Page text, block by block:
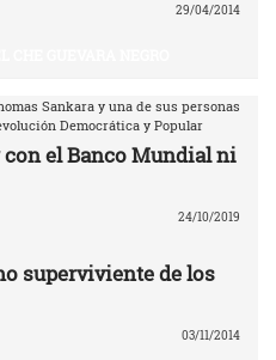
29/04/2014
Sankara y una de sus personas
Democrática y Popular
el Banco Mundial ni
24/10/2019
superviviente de los
03/11/2014